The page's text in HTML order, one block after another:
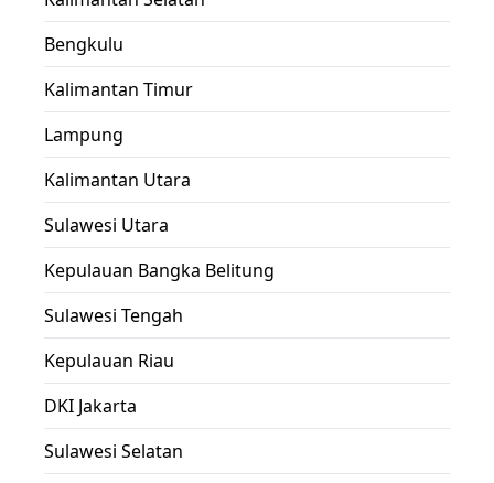
Bengkulu
Kalimantan Timur
Lampung
Kalimantan Utara
Sulawesi Utara
Kepulauan Bangka Belitung
Sulawesi Tengah
Kepulauan Riau
DKI Jakarta
Sulawesi Selatan